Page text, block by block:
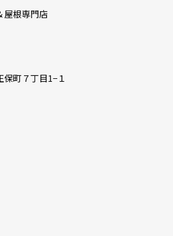
屋根専門店
町７丁目1−１